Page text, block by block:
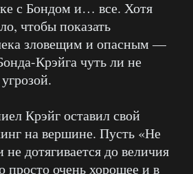
с Бондом и… все. Хотя
чтобы показать
зловещим и опасным —
Крэйга чуть ли не
Крэйг оставил свой
на вершине. Пусть «Не
дотягивается до величия
просто очень хорошее и в